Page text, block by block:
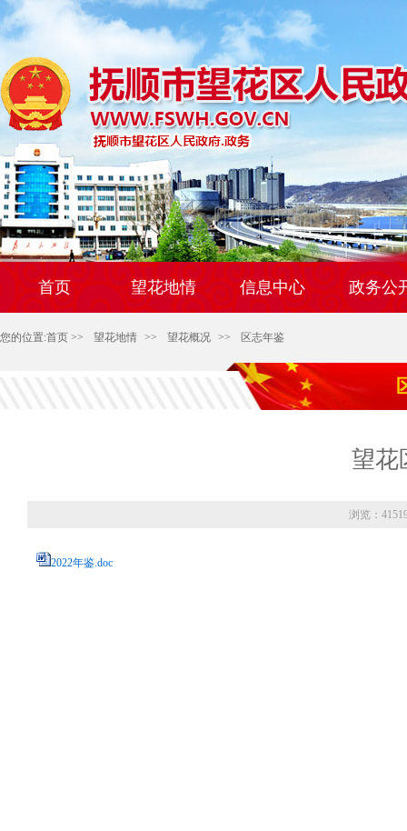
首页 望花地情 信息中心 政务公
您的位置:首页 >> 望花地情 >> 望花概况 >> 区志年鉴
望花
浏览：
2022年鉴.doc